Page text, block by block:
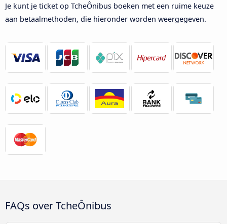
Je kunt je ticket op TcheÔnibus boeken met een ruime keuze
aan betaalmethoden, die hieronder worden weergegeven.
FAQs over TcheÔnibus